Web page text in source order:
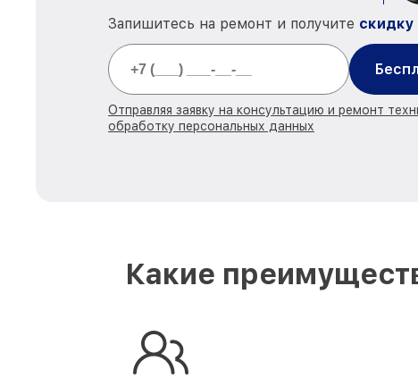
Запишитесь на ремонт и получите скидку
Отправляя заявку на консультацию и ремонт
обработку персональных данных
Какие